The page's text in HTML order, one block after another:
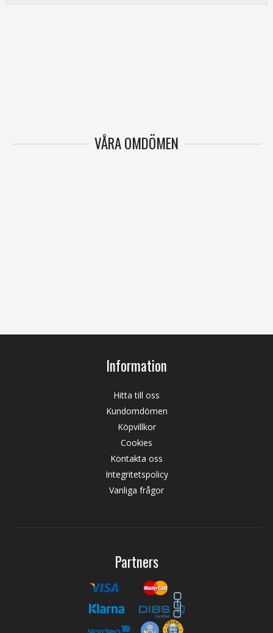
VÅRA OMDÖMEN
Information
Hitta till oss
Kundomdömen
Köpvillkor
Cookies
Kontakta oss
Integritetspolicy
Vanliga frågor
Partners